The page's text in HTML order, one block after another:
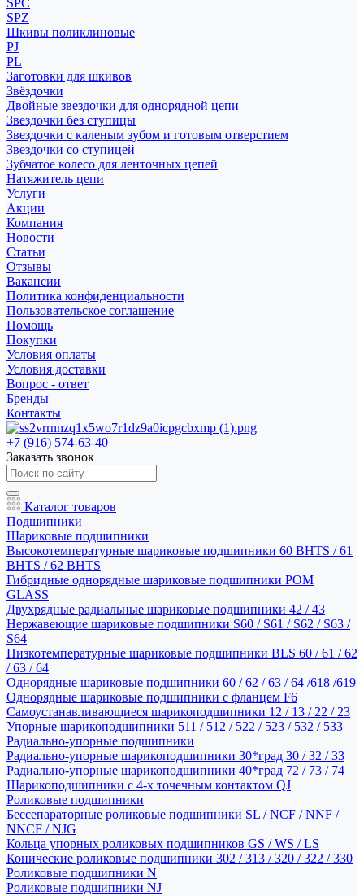
SPC
SPZ
Шкивы поликлиновые
PJ
PL
Заготовки для шкивов
Звёздочки
Двойные звездочки для однорядной цепи
Звездочки без ступицы
Звездочки с каленым зубом и готовым отверстием
Звездочки со ступицей
Зубчатое колесо для ленточных цепей
Натяжитель цепи
Услуги
Акции
Компания
Новости
Статьи
Отзывы
Вакансии
Политика конфиденциальности
Пользовательское соглашение
Помощь
Покупки
Условия оплаты
Условия доставки
Вопрос - ответ
Бренды
Контакты
+7 (916) 574-63-40
Заказать звонок
Каталог товаров
Подшипники
Шариковые подшипники
Высокотемпературные шариковые подшипники 60 BHTS / 61
BHTS / 62 BHTS
Гибридные однорядные шариковые подшипники POM
GLASS
Двухрядные радиальные шариковые подшипники 42 / 43
Нержавеющие шариковые подшипники S60 / S61 / S62 / S63 /
S64
Низкотемпературные шариковые подшипники BLS 60 / 61 / 62
/ 63 / 64
Однорядные шариковые подшипники 60 / 62 / 63 / 64 /618 /619
Однорядные шариковые подшипники с фланцем F6
Самоустанавливающиеся шарикоподшипники 12 / 13 / 22 / 23
Упорные шарикоподшипники 511 / 512 / 522 / 523 / 532 / 533
Радиально-упорные подшипники
Радиально-упорные шарикоподшипники 30*град 30 / 32 / 33
Радиально-упорные шарикоподшипники 40*град 72 / 73 / 74
Шарикоподшипники с 4-х точечным контактом QJ
Роликовые подшипники
Бессепараторные роликовые подшипники SL / NCF / NNF /
NNCF / NJG
Кольца упорных роликовых подшипников GS / WS / LS
Конические роликовые подшипники 302 / 313 / 320 / 322 / 330
Роликовые подшипники N
Роликовые подшипники NJ